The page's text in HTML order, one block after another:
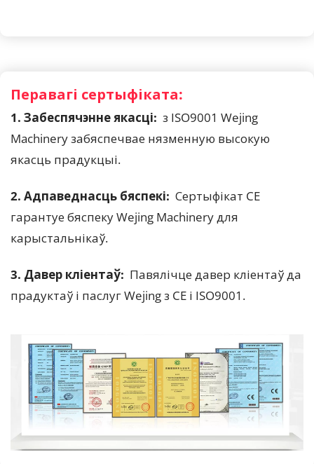
Перавагі сертыфіката:
1. Забеспячэнне якасці: з ISO9001 Wejing
Machinery забяспечвае нязменную высокую
якасць прадукцыі.
2. Адпаведнасць бяспекі: Сертыфікат CE
гарантуе бяспеку Wejing Machinery для
карыстальнікаў.
3. Давер кліентаў: Павялічце давер кліентаў да
прадуктаў і паслуг Wejing з CE і ISO9001.